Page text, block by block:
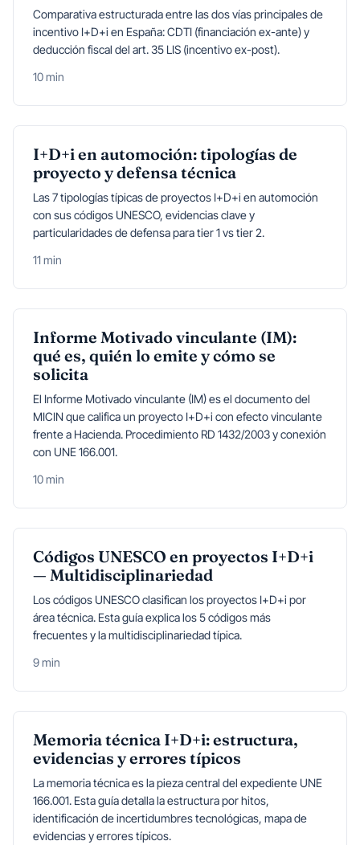
Comparativa estructurada entre las dos vías principales de
incentivo I+D+i en España: CDTI (financiación ex-ante) y
deducción fiscal del art. 35 LIS (incentivo ex-post).
10 min
I+D+i en automoción: tipologías de
proyecto y defensa técnica
Las 7 tipologías típicas de proyectos I+D+i en automoción
con sus códigos UNESCO, evidencias clave y
particularidades de defensa para tier 1 vs tier 2.
11 min
Informe Motivado vinculante (IM):
qué es, quién lo emite y cómo se
solicita
El Informe Motivado vinculante (IM) es el documento del
MICIN que califica un proyecto I+D+i con efecto vinculante
frente a Hacienda. Procedimiento RD 1432/2003 y conexión
con UNE 166.001.
10 min
Códigos UNESCO en proyectos I+D+i
— Multidisciplinariedad
Los códigos UNESCO clasifican los proyectos I+D+i por
área técnica. Esta guía explica los 5 códigos más
frecuentes y la multidisciplinariedad típica.
9 min
Memoria técnica I+D+i: estructura,
evidencias y errores típicos
La memoria técnica es la pieza central del expediente UNE
166.001. Esta guía detalla la estructura por hitos,
identificación de incertidumbres tecnológicas, mapa de
evidencias y errores típicos.